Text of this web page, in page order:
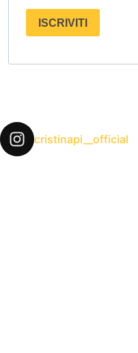
ISCRIVITI
cristinapi__official